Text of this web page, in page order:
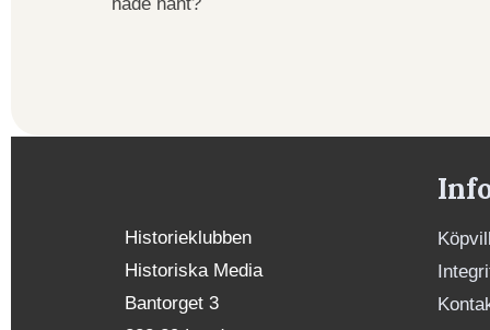
Historieklubben
Historiska Media
Bantorget 3